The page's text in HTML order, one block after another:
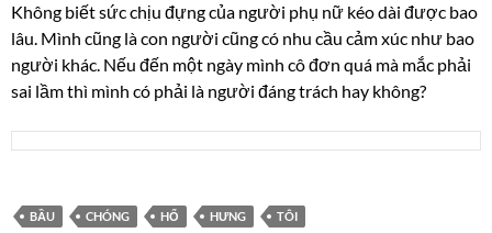
Không biết sức chịu đựng của người phụ nữ kéo dài được bao
lâu. Mình cũng là con người cũng có nhu cầu cảm xúc như bao
người khác. Nếu đến một ngày mình cô đơn quá mà mắc phải
sai lầm thì mình có phải là người đáng trách hay không?
BẦU CHÓNG HỔ HƯNG TÔI